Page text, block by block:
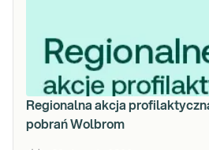
Regionalna akcja
pobrań Wolbrom